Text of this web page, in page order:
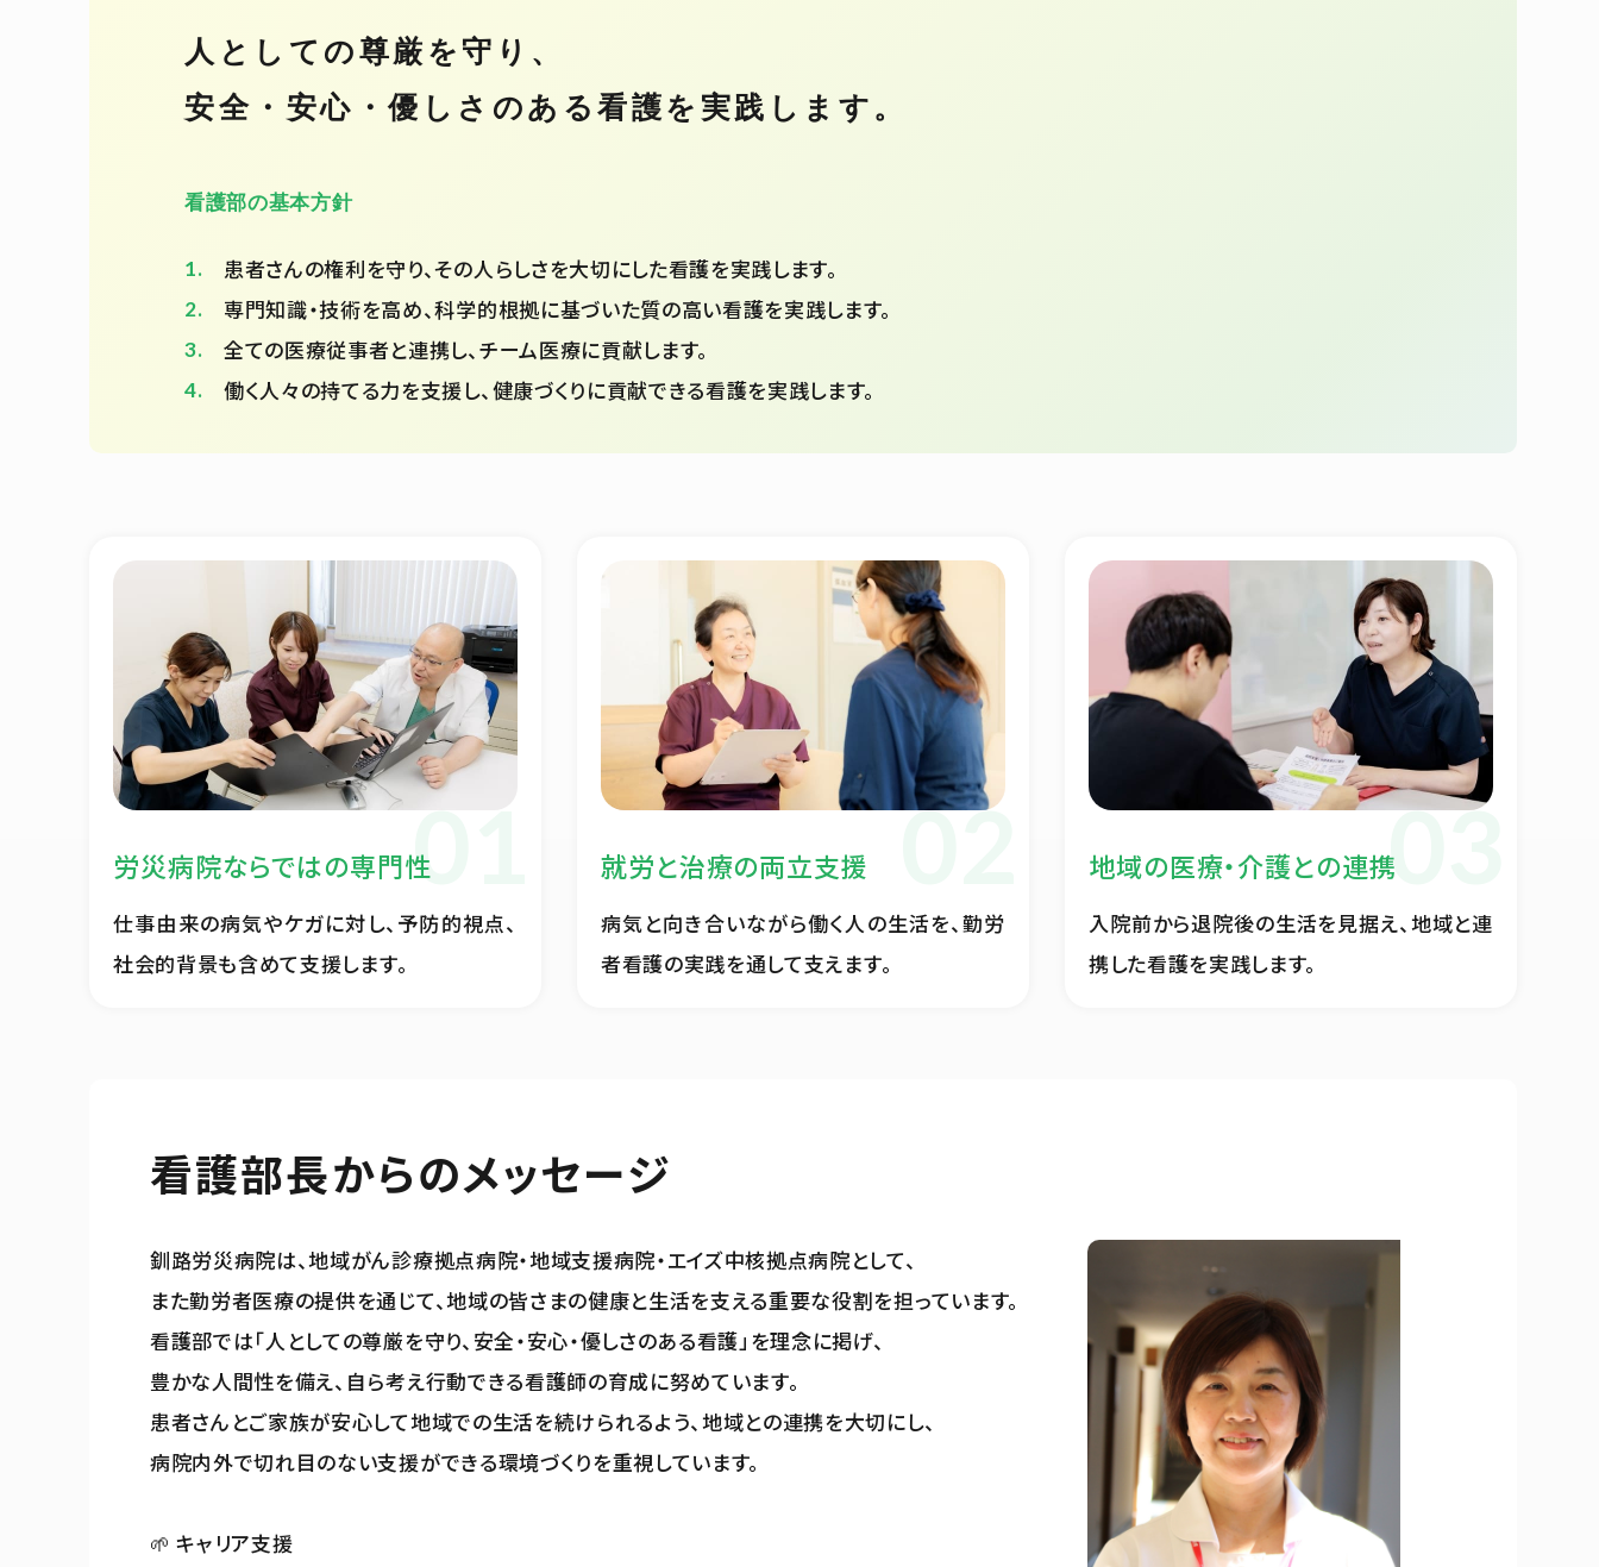
人としての尊厳を守り、
安全・安心・優しさのある看護を 実践します。
看護部の基本方針
患者さんの権利を守り、その人らしさを大切にした看護を実践します。
専門知識・技術を高め、科学的根拠に基づいた質の高い看護を実践します。
全ての医療従事者と連携し、チーム医療に貢献します。
働く人々の持てる力を支援し、健康づくりに貢献できる看護を実践します。
労災病院ならではの専門性
仕事由来の病気やケガに対し、予防的視点、
社会的背景も含めて支援します。
就労と治療の両立支援
病気と向き合いながら働く人の生活を、勤労
者看護の実践を通して支えます。
地域の医療・介護との連携
入院前から退院後の生活を見据え、地域と連
携した看護を実践します。
看護部長からのメッセージ
釧路労災病院は、地域がん診療拠点病院・地域支援病院・エイズ中核拠点病院として、
また勤労者医療の提供を通じて、地域の皆さまの健康と生活を支える重要な役割を担っています。
看護部では「人としての尊厳を守り、安全・安心・優しさのある看護」を理念に掲げ、
豊かな人間性を備え、自ら考え行動できる看護師の育成に努めています。
患者さんとご家族が安心して地域での生活を続けられるよう、地域との連携を大切にし、
病院内外で切れ目のない支援ができる環境づくりを重視しています。
🌱 キャリア支援